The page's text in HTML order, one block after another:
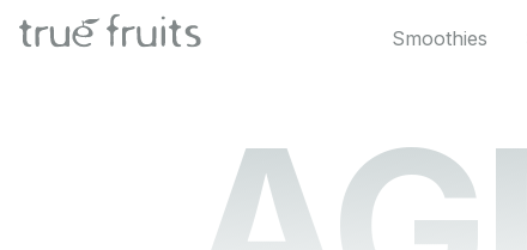
Hauptinhalt springen
Zur Suche springen
Zur Hauptnavigation springen Smoothies